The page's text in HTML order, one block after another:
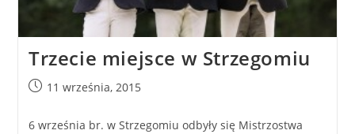
Trzecie miejsce w Strzegomiu
11 września, 2015
6 września br. w Strzegomiu odbyły się Mistrzostwa